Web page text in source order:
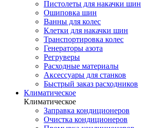
Пистолеты для накачки шин
Ошиповка шин
Ванны для колес
Клетки для накачки шин
Транспортировка колес
Генераторы азота
Регруверы
Расходные материалы
Аксессуары для станков
Быстрый заказ расходников
Климатическое
Климатическое
Заправка кондиционеров
Очистка кондиционеров